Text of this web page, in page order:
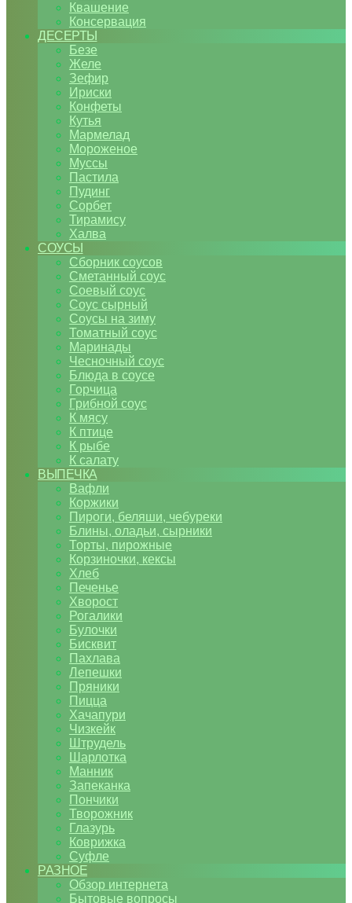
Квашение
Консервация
ДЕСЕРТЫ
Безе
Желе
Зефир
Ириски
Конфеты
Кутья
Мармелад
Мороженое
Муссы
Пастила
Пудинг
Сорбет
Тирамису
Халва
СОУСЫ
Сборник соусов
Сметанный соус
Соевый соус
Соус сырный
Соусы на зиму
Томатный соус
Маринады
Чесночный соус
Блюда в соусе
Горчица
Грибной соус
К мясу
К птице
К рыбе
К салату
ВЫПЕЧКА
Вафли
Коржики
Пироги, беляши, чебуреки
Блины, оладьи, сырники
Торты, пирожные
Корзиночки, кексы
Хлеб
Печенье
Хворост
Рогалики
Булочки
Бисквит
Пахлава
Лепешки
Пряники
Пицца
Хачапури
Чизкейк
Штрудель
Шарлотка
Манник
Запеканка
Пончики
Творожник
Глазурь
Коврижка
Суфле
РАЗНОЕ
Обзор интернета
Бытовые вопросы